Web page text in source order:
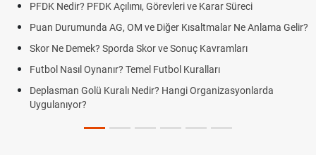
PFDK Nedir? PFDK Açılımı, Görevleri ve Karar Süreci
Puan Durumunda AG, OM ve Diğer Kısaltmalar Ne Anlama Gelir?
Skor Ne Demek? Sporda Skor ve Sonuç Kavramları
Futbol Nasıl Oynanır? Temel Futbol Kuralları
Deplasman Golü Kuralı Nedir? Hangi Organizasyonlarda
Uygulanıyor?